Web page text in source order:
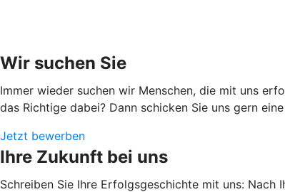
Wir suchen Sie
Immer wieder suchen wir Menschen, die mit uns
das Richtige dabei? Dann schicken Sie uns gern
Jetzt bewerben
Ihre Zukunft bei uns
Schreiben Sie Ihre Erfolgsgeschichte mit uns: